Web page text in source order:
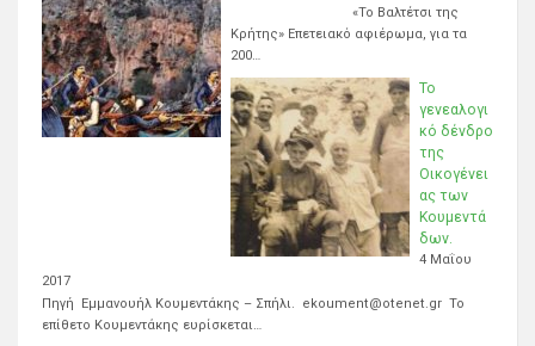
«Το Βαλτέτσι της
Κρήτης» Επετειακό αφιέρωμα, για τα
200…
Το
γενεαλογι
κό δένδρο
της
Οικογένει
ας των
Κουμεντά
δων.
4 Μαΐου
2017
Πηγή Εμμανουήλ Κουμεντάκης – Σπήλι. ekoument@otenet.gr Το
επίθετο Κουμεντάκης ευρίσκεται…